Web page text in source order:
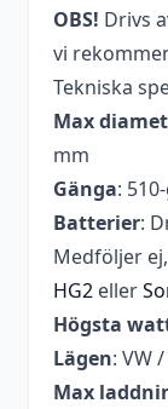
OBS! Drivs
vi
Tekniska
Max
mm
Gänga:
Batterier:
Medföljer
HG2 eller
Högsta
Lägen: VW
Max